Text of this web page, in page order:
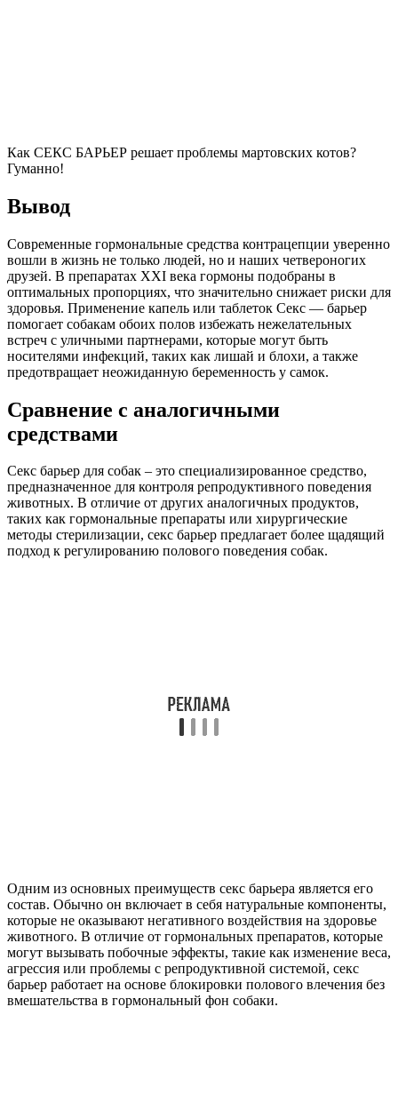
Как СЕКС БАРЬЕР решает проблемы мартовских котов?
Гуманно!
Вывод
Современные гормональные средства контрацепции уверенно
вошли в жизнь не только людей, но и наших четвероногих
друзей. В препаратах XXI века гормоны подобраны в
оптимальных пропорциях, что значительно снижает риски для
здоровья. Применение капель или таблеток Секс — барьер
помогает собакам обоих полов избежать нежелательных
встреч с уличными партнерами, которые могут быть
носителями инфекций, таких как лишай и блохи, а также
предотвращает неожиданную беременность у самок.
Сравнение с аналогичными
средствами
Секс барьер для собак – это специализированное средство,
предназначенное для контроля репродуктивного поведения
животных. В отличие от других аналогичных продуктов,
таких как гормональные препараты или хирургические
методы стерилизации, секс барьер предлагает более щадящий
подход к регулированию полового поведения собак.
Одним из основных преимуществ секс барьера является его
состав. Обычно он включает в себя натуральные компоненты,
которые не оказывают негативного воздействия на здоровье
животного. В отличие от гормональных препаратов, которые
могут вызывать побочные эффекты, такие как изменение веса,
агрессия или проблемы с репродуктивной системой, секс
барьер работает на основе блокировки полового влечения без
вмешательства в гормональный фон собаки.